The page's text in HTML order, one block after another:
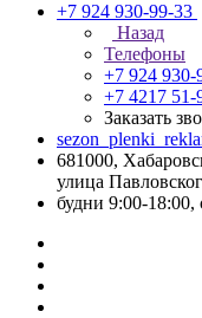
+7 924 930-99-33
Назад
Телефоны
+7 924 930-
+7 4217 51-
Заказать
681000,
улица
будни 9:00-18:00,